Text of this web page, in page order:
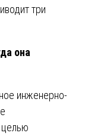
три
она
инженерно-